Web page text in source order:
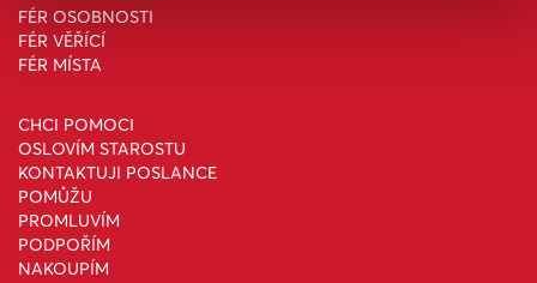
FÉR OSOBNOSTI
FÉR VĚŘÍCÍ
FÉR MÍSTA
CHCI POMOCI
OSLOVÍM STAROSTU
KONTAKTUJI POSLANCE
POMŮŽU
PROMLUVÍM
PODPOŘÍM
NAKOUPÍM